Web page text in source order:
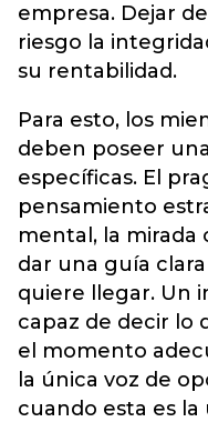
empresa. Dejar
riesgo la
su rentabilidad.
Para esto, los
deben poseer
específicas. El
pensamiento
mental, la mirada
dar una guía
quiere llegar. Un
capaz de decir lo
el momento
la única voz de
cuando esta es la